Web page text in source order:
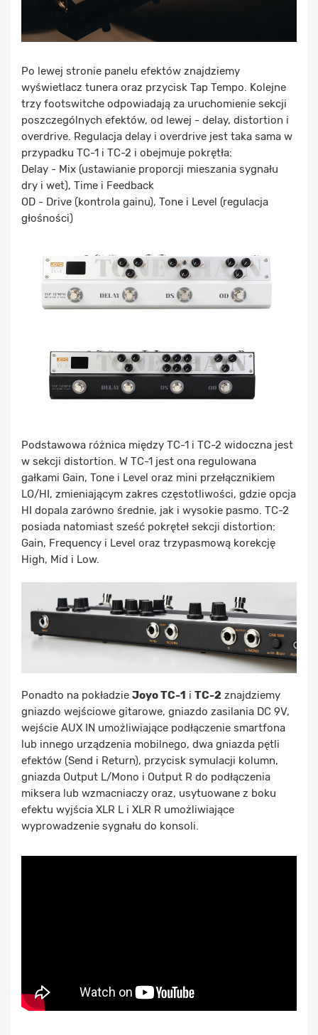
Po lewej stronie panelu efektów znajdziemy
wyświetlacz tunera oraz przycisk Tap Tempo. Kolejne
trzy footswitche odpowiadają za uruchomienie sekcji
poszczególnych efektów, od lewej - delay, distortion i
overdrive. Regulacja delay i overdrive jest taka sama w
przypadku TC-1 i TC-2 i obejmuje pokrętła:
Delay - Mix (ustawianie proporcji mieszania sygnału
dry i wet), Time i Feedback
OD - Drive (kontrola gainu), Tone i Level (regulacja
głośności)
Podstawowa różnica między TC-1 i TC-2 widoczna jest
w sekcji distortion. W TC-1 jest ona regulowana
gałkami Gain, Tone i Level oraz mini przełącznikiem
LO/HI, zmieniającym zakres częstotliwości, gdzie opcja
HI dopala zarówno średnie, jak i wysokie pasmo. TC-2
posiada natomiast sześć pokręteł sekcji distortion:
Gain, Frequency i Level oraz trzypasmową korekcję
High, Mid i Low.
Ponadto na pokładzie Joyo TC-1 i TC-2 znajdziemy
gniazdo wejściowe gitarowe, gniazdo zasilania DC 9V,
wejście AUX IN umożliwiające podłączenie smartfona
lub innego urządzenia mobilnego, dwa gniazda pętli
efektów (Send i Return), przycisk symulacji kolumn,
gniazda Output L/Mono i Output R do podłączenia
miksera lub wzmacniaczy oraz, usytuowane z boku
efektu wyjścia XLR L i XLR R umożliwiające
wyprowadzenie sygnału do konsoli.